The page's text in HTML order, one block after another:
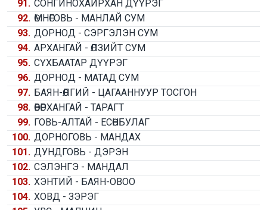
91. СОНГИНОХАЙРХАН ДҮҮРЭГ
92. ӨМНӨГОВЬ - МАНЛАЙ СУМ
93. ДОРНОД - СЭРГЭЛЭН СУМ
94. АРХАНГАЙ - ӨЛЗИЙТ СУМ
95. СҮХБААТАР ДҮҮРЭГ
96. ДОРНОД - МАТАД СУМ
97. БАЯН-ӨЛГИЙ - ЦАГААННУУР ТОСГОН
98. ӨВӨРХАНГАЙ - ТАРАГТ
99. ГОВЬ-АЛТАЙ - ЕСӨНБУЛАГ
100. ДОРНОГОВЬ - МАНДАХ
101. ДУНДГОВЬ - ДЭРЭН
102. СЭЛЭНГЭ - МАНДАЛ
103. ХЭНТИЙ - БАЯН-ОВОО
104. ХОВД - ЗЭРЭГ